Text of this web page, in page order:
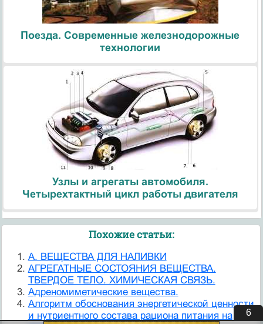
Поезда. Современные железнодорожные
технологии
Узлы и агрегаты автомобиля.
Четырехтактный цикл работы двигателя
Похожие статьи:
А. ВЕЩЕСТВА ДЛЯ НАЛИВКИ
АГРЕГАТНЫЕ СОСТОЯНИЯ ВЕЩЕСТВА.
ТВЕРДОЕ ТЕЛО. ХИМИЧЕСКАЯ СВЯЗЬ.
Адреномиметические вещества.
Алгоритм обоснования энергетической ценности
и нутриентного состава рациона питания на
5